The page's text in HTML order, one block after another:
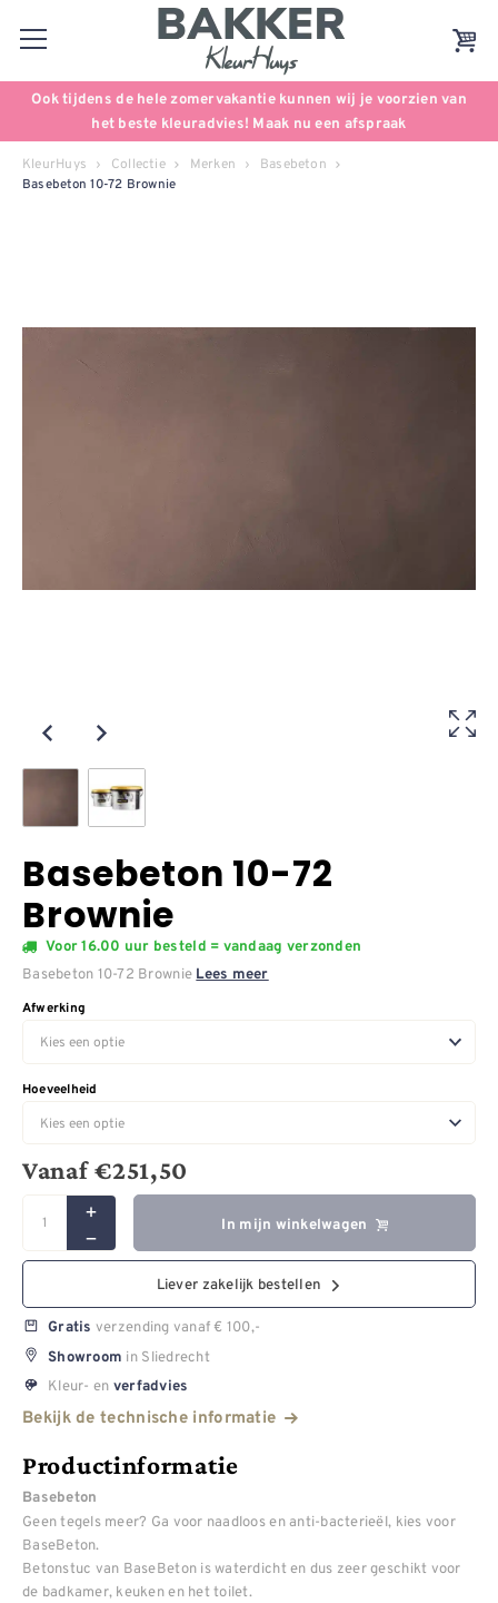
Ook tijdens de hele zomervakantie kunnen wij je voorzien van
het beste kleuradvies! Maak nu een afspraak
KleurHuys Collectie Merken Basebeton
Basebeton 10-72 Brownie
Basebeton 10-72
Brownie
Voor 16.00 uur besteld = vandaag verzonden
Basebeton 10-72 Brownie Lees meer
Afwerking
Hoeveelheid
Vanaf€251,50
In mijn winkelwagen
Liever zakelijk bestellen
Gratis verzending vanaf € 100,-
Showroom in Sliedrecht
Kleur- en verfadvies
Bekijk de technische informatie
Productinformatie
Basebeton
Geen tegels meer? Ga voor naadloos en anti-bacterieël, kies voor
BaseBeton.
Betonstuc van BaseBeton is waterdicht en dus zeer geschikt voor
de badkamer, keuken en het toilet.